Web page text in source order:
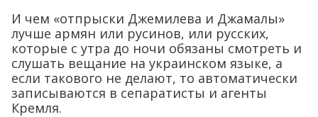
И чем «отпрыски Джемилева и Джамалы»
лучше армян или русинов, или русских,
которые с утра до ночи обязаны смотреть и
слушать вещание на украинском языке, а
если такового не делают, то автоматически
записываются в сепаратисты и агенты
Кремля.